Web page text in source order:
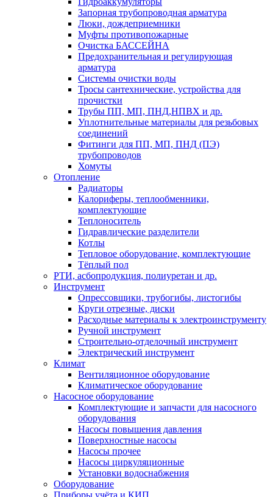
Запорная трубопроводная арматура
Люки, дождеприемники
Муфты противопожарные
Очистка БАССЕЙНА
Предохранительная и регулирующая
арматура
Системы очистки воды
Тросы сантехнические, устройства для
прочистки
Трубы ПП, МП, ПНД,НПВХ и др.
Уплотнительные материалы для резьбовых
соединений
Фитинги для ПП, МП, ПНД (ПЭ)
трубопроводов
Хомуты
Отопление
Радиаторы
Калориферы, теплообменники,
комплектующие
Теплоноситель
Гидравлические разделители
Котлы
Тепловое оборудование, комплектующие
Тёплый пол
РТИ, асбопродукция, полиуретан и др.
Инструмент
Опрессовщики, трубогибы, листогибы
Круги отрезные, диски
Расходные материалы к электроинструменту
Ручной инструмент
Строительно-отделочный инструмент
Электрический инструмент
Климат
Вентиляционное оборудование
Климатическое оборудование
Насосное оборудование
Комплектующие и запчасти для насосного
оборудования
Насосы повышения давления
Поверхностные насосы
Насосы прочее
Насосы циркуляционные
Установки водоснабжения
Оборудование
Приборы учёта и КИП